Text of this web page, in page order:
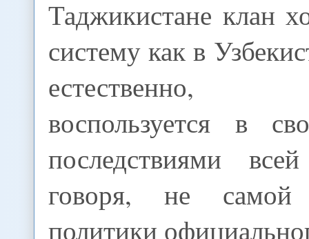
Таджикистане клан
систему как в
естественно,
воспользуется в
последствиями
говоря, не самой
политики